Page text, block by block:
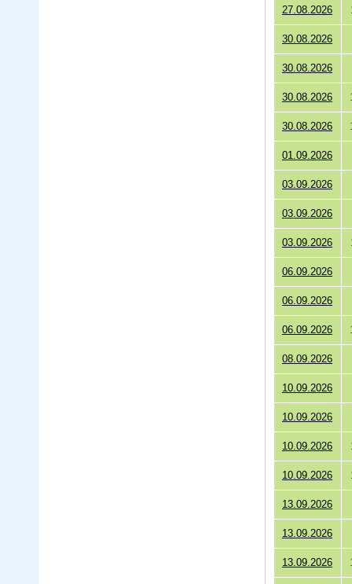
27.08.2026
30.08.2026
30.08.2026
30.08.2026
30.08.2026
01.09.2026
03.09.2026
03.09.2026
03.09.2026
06.09.2026
06.09.2026
06.09.2026
08.09.2026
10.09.2026
10.09.2026
10.09.2026
10.09.2026
13.09.2026
13.09.2026
13.09.2026